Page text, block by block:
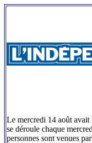
Le mercredi 14 août avait
se déroule chaque
personnes sont venues